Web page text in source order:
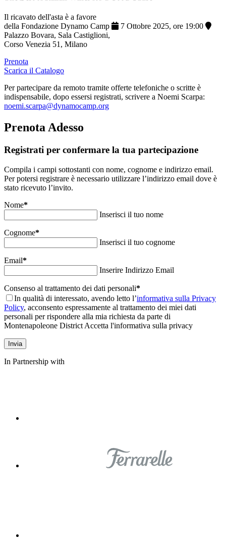
Il ricavato dell'asta è a favore
della Fondazione Dynamo Camp
7 Ottobre 2025, ore 19:00
Palazzo Bovara, Sala Castiglioni,
Corso Venezia 51, Milano
Prenota
Scarica il Catalogo
Per partecipare da remoto tramite offerte telefoniche o scritte è
indispensabile, dopo essersi registrati, scrivere a Noemi Scarpa:
noemi.scarpa@dynamocamp.org
Prenota Adesso
Registrati per confermare la tua partecipazione
Compila i campi sottostanti con nome, cognome e indirizzo email.
Per potersi registrare è necessario utilizzare l’indirizzo email dove è
stato ricevuto l’invito.
Nome*
Inserisci il tuo nome
Cognome*
Inserisci il tuo cognome
Email*
Inserire Indirizzo Email
Consenso al trattamento dei dati personali*
In qualità di interessato, avendo letto l’informativa sulla Privacy
Policy, acconsento espressamente al trattamento dei miei dati
personali per rispondere alla mia richiesta da parte di
Montenapoleone District Accetta l'informativa sulla privacy
In Partnership with